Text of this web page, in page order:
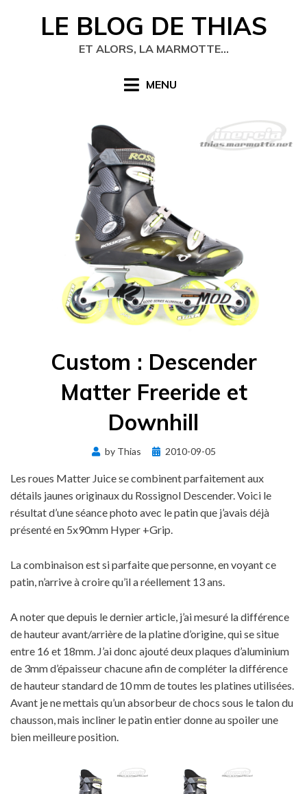
LE BLOG DE THIAS
ET ALORS, LA MARMOTTE…
MENU
Custom : Descender
Matter Freeride et
Downhill
by Thias
Posted
2010-09-05
Les roues Matter Juice se combinent parfaitement aux
détails jaunes originaux du Rossignol Descender. Voici le
résultat d’une séance photo avec le patin que j’avais déjà
présenté en 5x90mm Hyper +Grip.
La combinaison est si parfaite que personne, en voyant ce
patin, n’arrive à croire qu’il a réellement 13 ans.
A noter que depuis le dernier article, j’ai mesuré la différence
de hauteur avant/arrière de la platine d’origine, qui se situe
entre 16 et 18mm. J’ai donc ajouté deux plaques d’aluminium
de 3mm d’épaisseur chacune afin de compléter la différence
de hauteur standard de 10 mm de toutes les platines utilisées.
Avant je ne mettais qu’un absorbeur de chocs sous le talon du
chausson, mais incliner le patin entier donne au spoiler une
bien meilleure position.